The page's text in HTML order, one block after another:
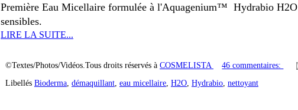
Première Eau Micellaire formulée à l'Aquagenium™ Hydrabio H2O
sensibles.
LIRE LA SUITE...
©Textes/Photos/Vidéos.Tous droits réservés à COSMELISTA
46 commentaires:
Libellés Bioderma démaquillant eau micellaire H2O Hydrabio nettoyant